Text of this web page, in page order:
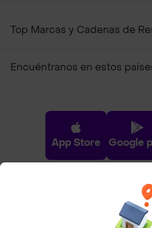
Top Marcas y Cadenas de
Encuéntranos en estos
App Store Google
Pide tu comida favorita cerca